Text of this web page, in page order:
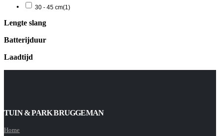
30 - 45 cm(1)
Lengte slang
Batterijduur
Laadtijd
TUIN & PARK BRUGGEMAN
Home